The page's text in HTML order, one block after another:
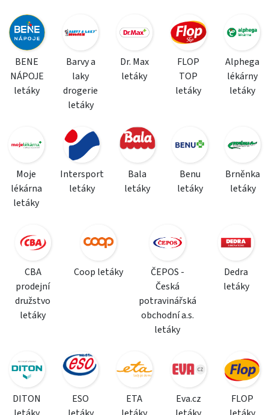
BENE
NÁPOJE
letáky
Barvy a
laky
drogerie
letáky
Dr. Max
letáky
FLOP
TOP
letáky
Alphega
lékárny
letáky
Moje
lékárna
letáky
Intersport
letáky
Bala
letáky
Benu
letáky
Brněnka
letáky
CBA
prodejní
družstvo
letáky
Coop letáky
ČEPOS -
Česká
potravinářská
obchodní a.s.
letáky
Dedra
letáky
DITON
ESO
ETA
Eva.cz
FLOP